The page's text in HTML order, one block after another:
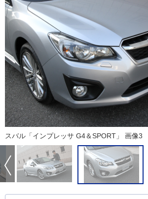
スバル「インプレッサ G4＆SPORT」 画像3